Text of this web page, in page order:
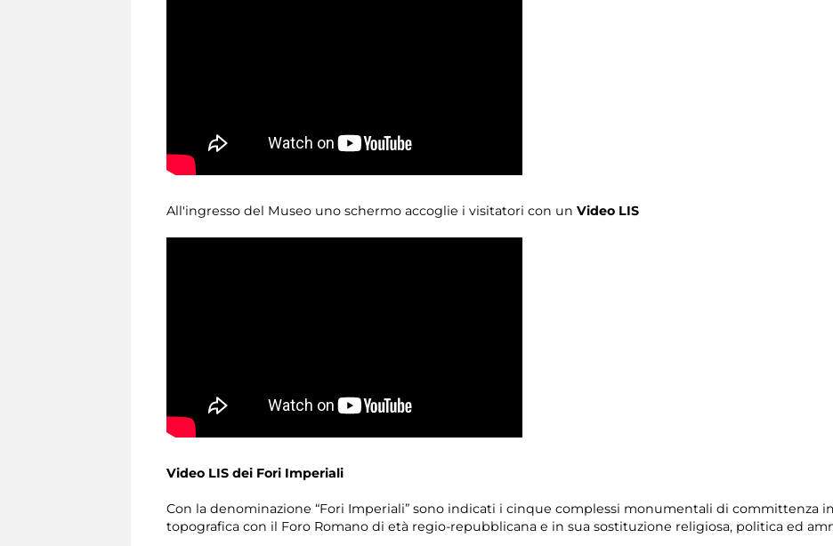
All'ingresso del Museo uno schermo accoglie i visitatori con un Video LIS
Video LIS dei Fori Imperiali
Con la denominazione “Fori Imperiali” sono indicati i cinque complessi monumentali di committenza
topografica con il Foro Romano di età regio-repubblicana e in sua sostituzione religiosa, politica ed